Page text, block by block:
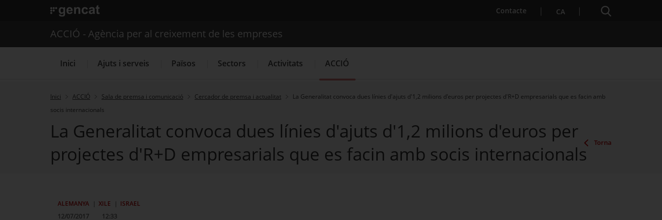
. Obre en una nova finestra. Contacte . Obre en una nova finestra.
CA Cercador
Cercador
ACCIÓ - Agència per al creixement de les empreses
Inici Ajuts i serveis Països Sectors Activitats ACCIÓ
Inici ACCIÓ Sala de premsa i comunicació Cercador de premsa i actualitat
La Generalitat convoca dues línies d'ajuts d'1,2 milions d'euros per projectes d'R+D empresarials que es facin amb
socis internacionals
La Generalitat convoca dues línies d'ajuts d'1,2 milions d'euros per
projectes d'R+D empresarials que es facin amb socis internacionals
Torna
ALEMANYA XILE
ISRAEL
12/07/2017
12:33